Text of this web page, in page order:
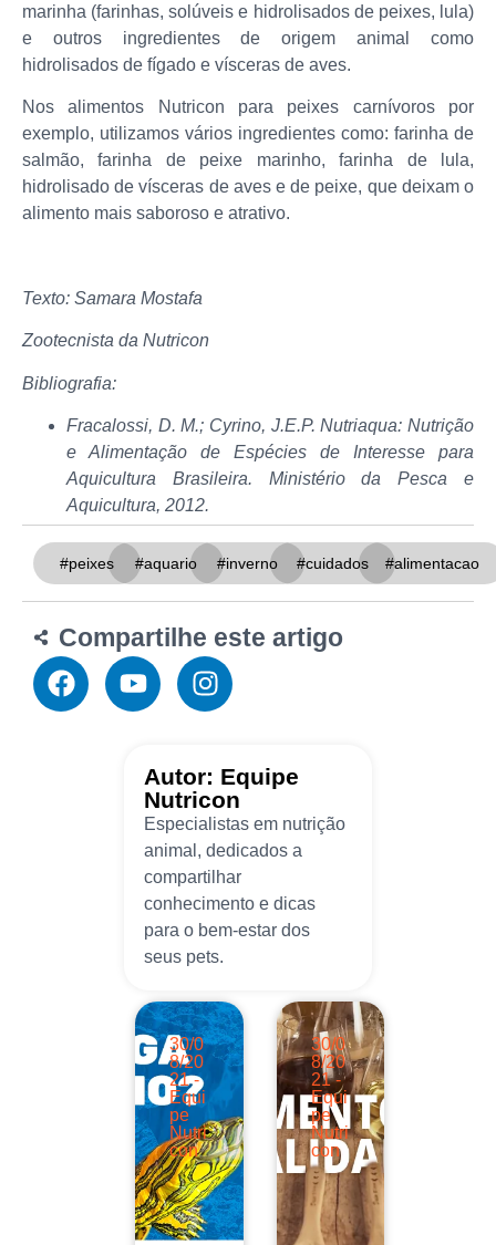
marinha (farinhas, solúveis e hidrolisados de peixes, lula)
e outros ingredientes de origem animal como
hidrolisados de fígado e vísceras de aves.
Nos alimentos Nutricon para peixes carnívoros por
exemplo, utilizamos vários ingredientes como: farinha de
salmão, farinha de peixe marinho, farinha de lula,
hidrolisado de vísceras de aves e de peixe, que deixam o
alimento mais saboroso e atrativo.
Texto: Samara Mostafa
Zootecnista da Nutricon
Bibliografia:
Fracalossi, D. M.; Cyrino, J.E.P. Nutriaqua: Nutrição
e Alimentação de Espécies de Interesse para
Aquicultura Brasileira. Ministério da Pesca e
Aquicultura, 2012.
#peixes #aquario #inverno #cuidados #alimentacao
Compartilhe este artigo
Autor: Equipe
Nutricon
Especialistas em nutrição
animal, dedicados a
compartilhar
conhecimento e dicas
para o bem-estar dos
seus pets.
30/0
8/20
21 -
Equi
pe
Nutri
con
30/0
8/20
21 -
Equi
pe
Nutri
con